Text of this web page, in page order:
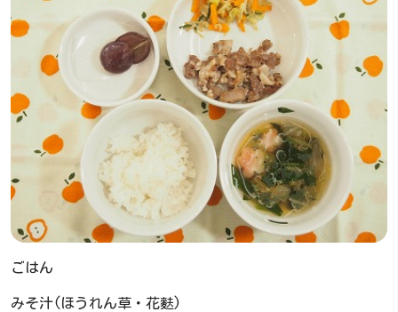
ごはん
みそ汁(ほうれん草・花麩)